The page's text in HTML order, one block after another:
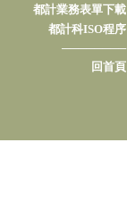
都計業務表單下載
都計科ISO程序
────────
回首頁